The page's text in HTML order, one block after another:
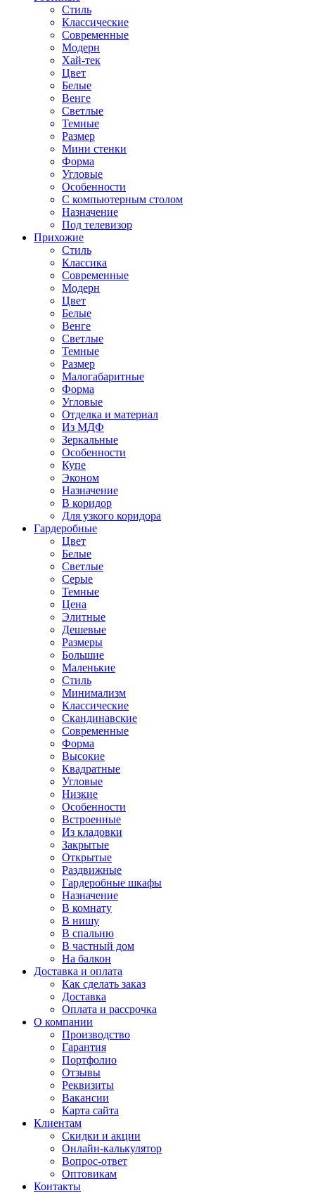
Стиль
Классические
Современные
Модерн
Хай-тек
Цвет
Белые
Венге
Светлые
Темные
Размер
Мини стенки
Форма
Угловые
Особенности
С компьютерным столом
Назначение
Под телевизор
Прихожие
Стиль
Классика
Современные
Модерн
Цвет
Белые
Венге
Светлые
Темные
Размер
Малогабаритные
Форма
Угловые
Отделка и материал
Из МДФ
Зеркальные
Особенности
Купе
Эконом
Назначение
В коридор
Для узкого коридора
Гардеробные
Цвет
Белые
Светлые
Серые
Темные
Цена
Элитные
Дешевые
Размеры
Большие
Маленькие
Стиль
Минимализм
Классические
Скандинавские
Современные
Форма
Высокие
Квадратные
Угловые
Низкие
Особенности
Встроенные
Из кладовки
Закрытые
Открытые
Раздвижные
Гардеробные шкафы
Назначение
В комнату
В нишу
В спальню
В частный дом
На балкон
Доставка и оплата
Как сделать заказ
Доставка
Оплата и рассрочка
О компании
Производство
Гарантия
Портфолио
Отзывы
Реквизиты
Вакансии
Карта сайта
Клиентам
Скидки и акции
Онлайн-калькулятор
Вопрос-ответ
Оптовикам
Контакты